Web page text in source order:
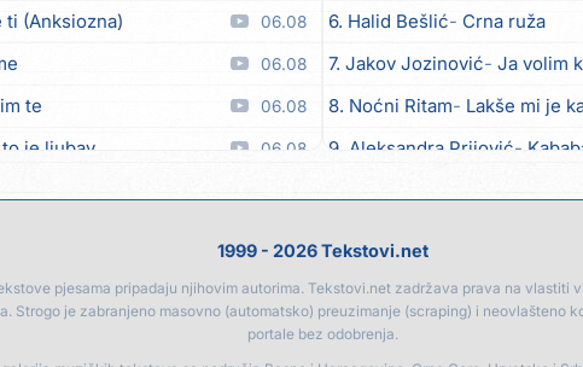
ti (Anksiozna) 06.08
06.08
te 06.08
to je ljubav 06.08
06.08
06.08
6. Halid Bešlić Crna ruža
7. Jakov Jozinović Ja volim
8. Noćni Ritam Lakše mi je
9. Aleksandra Prijović
13. Noćni Ritam Rekla si mi
14. Vesna Zmijanac Ovo u
1999 - 2026 Tekstovi.net
pjesama pripadaju njihovim autorima. Tekstovi.net zadržava prava na vlastiti
Strogo je zabranjeno masovno (automatsko) preuzimanje (scraping) i neovlašteno
portale bez odobrenja.